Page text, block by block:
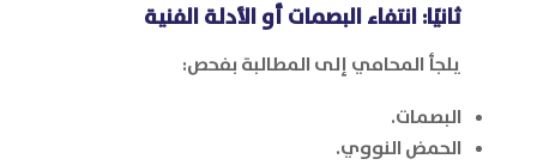
ثانيًا: انتفاء البصمات أو الأدلة الفنية
يلجأ المحامي إلى المطالبة بفحص:
البصمات.
الحمض النووي.